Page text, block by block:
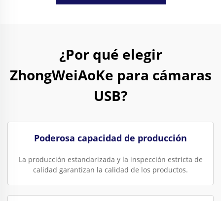
¿Por qué elegir
ZhongWeiAoKe para cámaras
USB?
Poderosa capacidad de producción
La producción estandarizada y la inspección estricta de
calidad garantizan la calidad de los productos.